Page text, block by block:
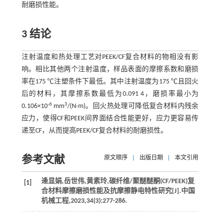
耐磨损性能。
3 结论
注射温度和热处理工艺对PEEK/CF复合材料的物相没有影
响。相比其他两个注射温度，样品表面的摩擦系数和磨损
率在175 ℃注塑条件下最低。其中注射温度为175 ℃且回火
后的材料，其摩擦系数最低为0.091 4，磨损率最小为
0.106×10-6mm3/(N·m)。回火热处理可降低复合材料内残余
应力，使得CF和PEEK间界面结合性能更好，应力更容易传
递至CF，从而提高PEEK/CF复合材料的耐磨损性。
参考文献 原文顺序 出版日期 本文引用
[1]
逄显娟,岳世伟,黄素玲,碳纤维/聚醚醚酮(CF/PEEK)复
合材料摩擦磨损性能及抗摩擦静电特性研究[J].中国
机械工程,2023,34(3):277-286.